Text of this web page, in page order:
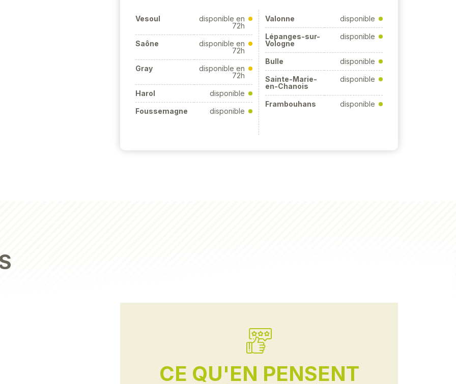
Vesoul
disponible en
72h
Saône
disponible en
72h
Gray
disponible en
72h
Harol disponible
Foussemagne disponible
Valonne disponible
Lépanges-sur-
Vologne
disponible
Bulle disponible
Sainte-Marie-
en-Chanois
disponible
Frambouhans disponible
CE QU'EN PENSENT